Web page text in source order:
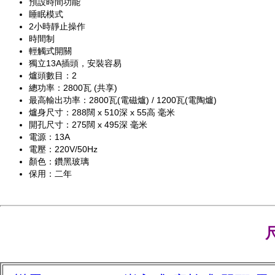
預設時間功能
睡眠模式
2小時靜止操作
時間制
輕觸式開關
獨立13A插頭，安裝容易
爐頭數目：2
總功率：2800瓦 (共享)
最高輸出功率：2800瓦(電磁爐) / 1200瓦(電陶爐)
爐身尺寸：288闊 x 510深 x 55高 毫米
開孔尺寸：275闊 x 495深 毫米
電源：13A
電壓：220V/50Hz
顏色：鑽黑玻璃
保用：二年